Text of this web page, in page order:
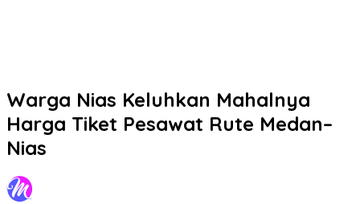
Warga Nias Keluhkan Mahalnya
Harga Tiket Pesawat Rute Medan–
Nias